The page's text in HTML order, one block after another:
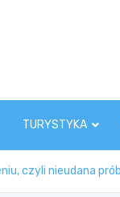
TURYSTYKA
czyli nieudana